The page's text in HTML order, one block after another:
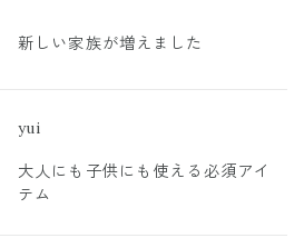
新しい家族が増えました
yui
大人にも子供にも使える必須アイ
テム